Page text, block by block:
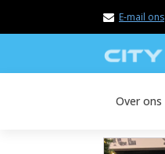
E-mail ons
Over ons